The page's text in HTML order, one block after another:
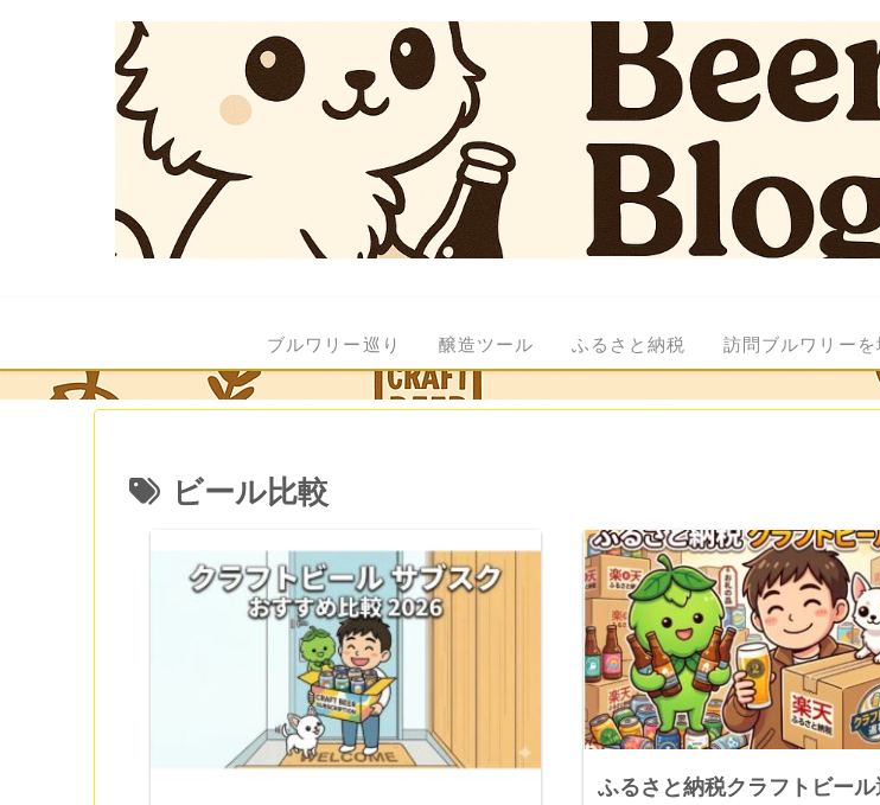
ブルワリー巡り 醸造ツール ふるさと納税 訪問ブルワリー
ビール比較
ふるさと納税クラフトビー